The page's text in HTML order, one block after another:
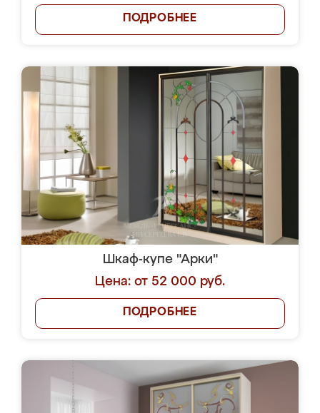
ПОДРОБНЕЕ
Шкаф-купе "Арки"
Цена: от 52 000 руб.
ПОДРОБНЕЕ